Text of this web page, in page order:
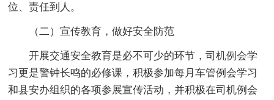
位、责任到人。
（二）宣传教育，做好安全防范
开展交通安全教育是必不可少的环节，司机例会学
习更是警钟长鸣的必修课，积极参加每月车管例会学习
和县安办组织的各项参展宣传活动，并积极在司机例会